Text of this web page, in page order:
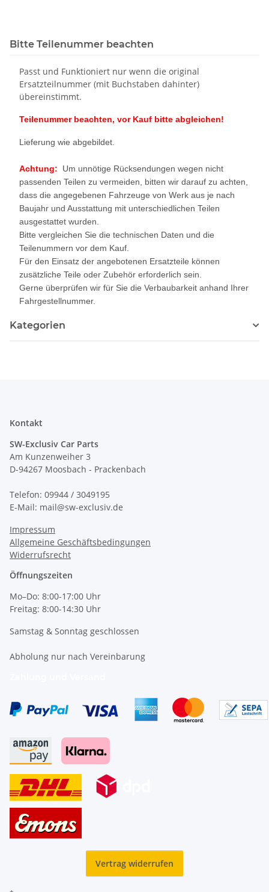
Bitte Teilenummer beachten
Passt und Funktioniert nur wenn die original
Ersatzteilnummer (mit Buchstaben dahinter)
übereinstimmt.
Teilenummer beachten, vor Kauf bitte abgleichen!
Lieferung wie abgebildet.
Achtung: Um unnötige Rücksendungen wegen nicht
passenden Teilen zu vermeiden, bitten wir darauf zu achten,
dass die angegebenen Fahrzeuge von Werk aus je nach
Baujahr und Ausstattung mit unterschiedlichen Teilen
ausgestattet wurden.
Bitte vergleichen Sie die technischen Daten und die
Teilenummern vor dem Kauf.
Für den Einsatz der angebotenen Ersatzteile können
zusätzliche Teile oder Zubehör erforderlich sein.
Gerne überprüfen wir für Sie die Verbaubarkeit anhand Ihrer
Fahrgestellnummer.
Kategorien
Kontakt
SW-Exclusiv Car Parts
Am Kunzenweiher 3
D-94267 Moosbach - Prackenbach
Telefon: 09944 / 3049195
E-Mail: mail@sw-exclusiv.de
Impressum
Allgemeine Geschäftsbedingungen
Widerrufsrecht
Öffnungszeiten
Mo–Do: 8:00-17:00 Uhr
Freitag: 8:00-14:30 Uhr
Samstag & Sonntag geschlossen
Abholung nur nach Vereinbarung
Vertrag widerrufen